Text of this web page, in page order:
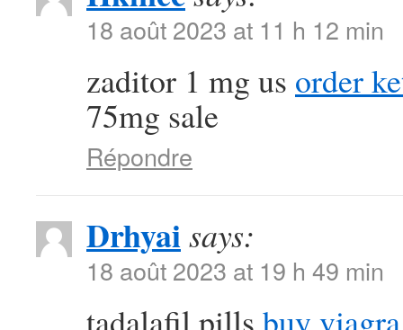
18 août 2023 at 11 h 12 min
zaditor 1 mg us order
75mg sale
Répondre
Drhyaisays:
18 août 2023 at 19 h 49 min
tadalafil pills buy